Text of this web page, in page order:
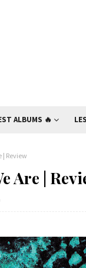
ALBUMS 🔥
| Review
Are |